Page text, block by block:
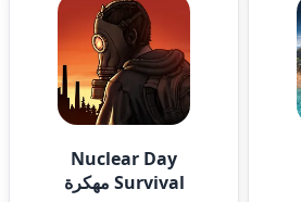
Nuclear Day
Survival مهكرة